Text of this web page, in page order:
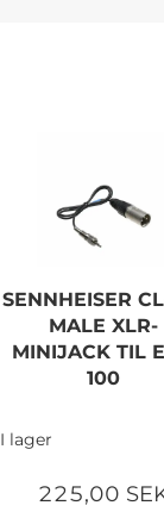
SENNHEISER
MALE XLR-
MINIJACK TIL
100
I lager
225,00